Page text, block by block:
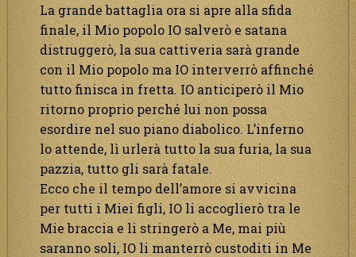
La grande battaglia ora si apre alla sfida
finale, il Mio popolo IO salverò e satana
distruggerò, la sua cattiveria sarà grande
con il Mio popolo ma IO interverrò affinché
tutto finisca in fretta. IO anticiperò il Mio
ritorno proprio perché lui non possa
esordire nel suo piano diabolico. L’inferno
lo attende, lì urlerà tutto la sua furia, la sua
pazzia, tutto gli sarà fatale.
Ecco che il tempo dell’amore si avvicina
per tutti i Miei figli, IO li accoglierò tra le
Mie braccia e li stringerò a Me, mai più
saranno soli, IO li manterrò custoditi in Me